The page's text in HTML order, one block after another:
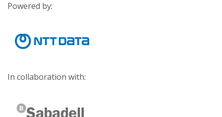
Powered by:
In collaboration with: